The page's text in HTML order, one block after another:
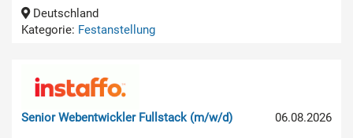
Deutschland
Kategorie: Festanstellung
06.08.2026
Senior Webentwickler Fullstack (m/w/d)